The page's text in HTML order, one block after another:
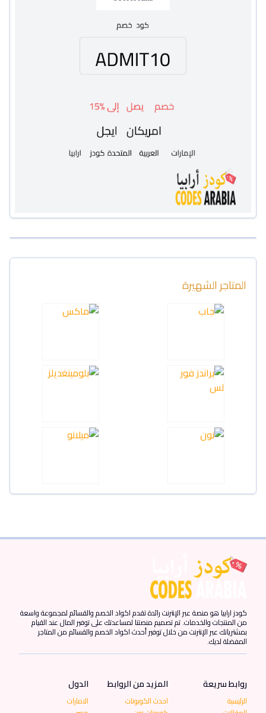
المتاجر الشهيرة
كودز ارابيا هو منصة عبر الإنترنت رائدة تقدم اكواد الخصم والقسائم لمجموعة واسعة
من المنتجات والخدمات. تم تصميم منصتنا لمساعدتك على توفير المال عند القيام
بمشترياتك عبر الإنترنت من خلال توفير أحدث اكواد الخصم والقسائم من المتاجر
المفضلة لديك.
روابط سريعة
الرئيسية
المزيد من الروابط
احدث الكوبونات
الدول
الامارات